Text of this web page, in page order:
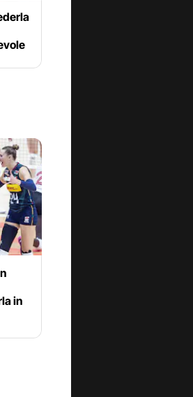
in